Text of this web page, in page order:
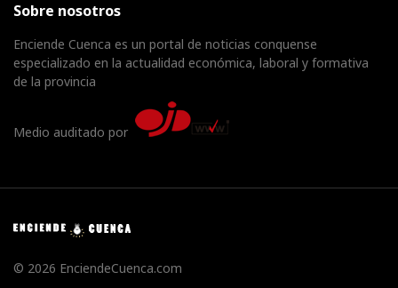
Sobre nosotros
Enciende Cuenca es un portal de noticias conquense
especializado en la actualidad económica, laboral y formativa
de la provincia
Medio auditado por
© 2026 EnciendeCuenca.com